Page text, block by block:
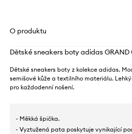
O produktu
Dětské sneakers boty adidas GRAND
Dětské sneakers boty z kolekce adidas.
semišové kůže a textilního materiálu.
pro každodenní nošení.
- Měkká špička.
- Vyztužená pata poskytuje vynikající